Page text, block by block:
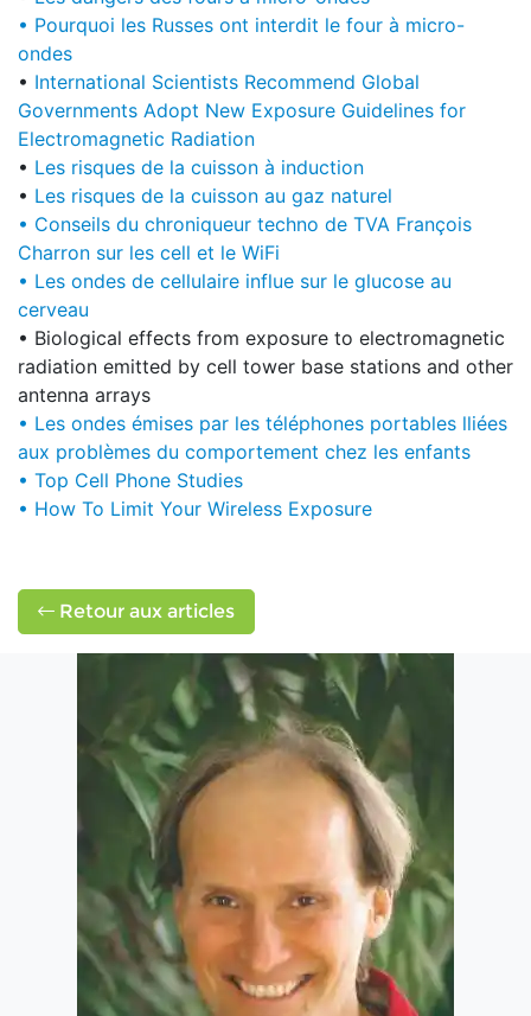
• Pourquoi les Russes ont interdit le four à micro-
ondes
• International Scientists Recommend Global
Governments Adopt New Exposure Guidelines for
Electromagnetic Radiation
• Les risques de la cuisson à induction
• Les risques de la cuisson au gaz naturel
• Conseils du chroniqueur techno de TVA François
Charron sur les cell et le WiFi
• Les ondes de cellulaire influe sur le glucose au
cerveau
• Biological effects from exposure to electromagnetic
radiation emitted by cell tower base stations and other
antenna arrays
• Les ondes émises par les téléphones portables lliées
aux problèmes du comportement chez les enfants
• Top Cell Phone Studies
• How To Limit Your Wireless Exposure
Retour aux articles